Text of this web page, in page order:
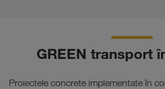
GREEN transport
Proiectele concrete implementate în